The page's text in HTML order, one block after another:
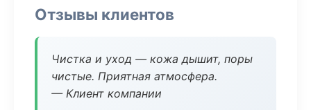
Отзывы клиентов
Чистка и уход — кожа дышит, поры
чистые. Приятная атмосфера.
— Клиент компании